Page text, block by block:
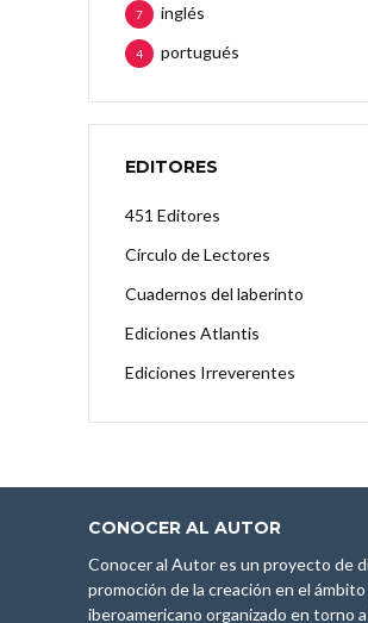
inglés
7
portugués
4
EDITORES
451 Editores
Círculo de Lectores
Cuadernos del laberinto
Ediciones Atlantis
Ediciones Irreverentes
CONOCER AL AUTOR
Conocer al Autor es un proyecto de
promoción de la creación en el ámbito
iberoamericano organizado en torno